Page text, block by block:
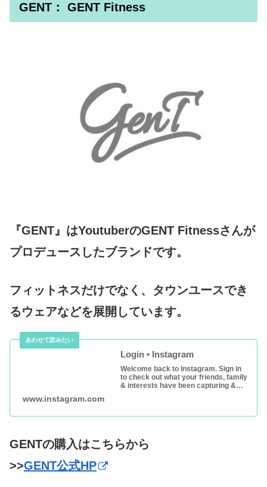
GENT： GENT Fitness
『GENT』はYoutuberのGENT Fitnessさんが
プロデュースしたブランドです。
フィットネスだけでなく、タウンユースでき
るウェアなどを展開しています。
Login • Instagram
Welcome back to Instagram. Sign in
to check out what your friends, family
& interests have been capturing &
www.instagram.com
GENTの購入はこちらから
>>GENT公式HP